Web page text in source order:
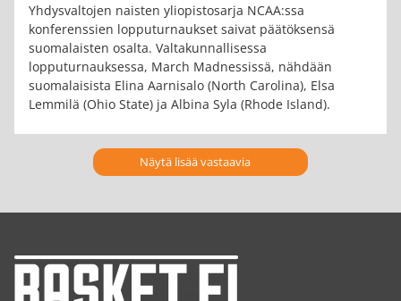
Yhdysvaltojen naisten yliopistosarja NCAA:ssa
konferenssien lopputurnaukset saivat päätöksensä
suomalaisten osalta. Valtakunnallisessa
lopputurnauksessa, March Madnessissä, nähdään
suomalaisista Elina Aarnisalo (North Carolina), Elsa
Lemmilä (Ohio State) ja Albina Syla (Rhode Island).
Näytä lisää vastaavia